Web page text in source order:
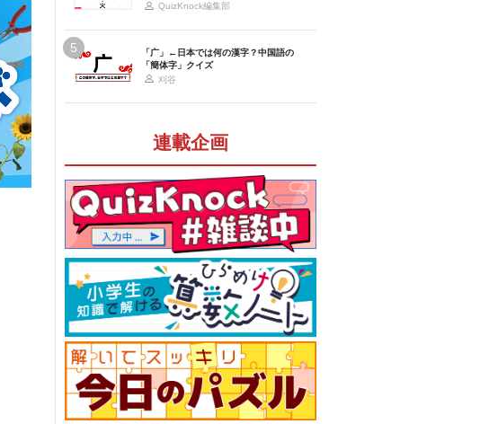
QuizKnock編集部
5
「广」←日本では何の漢字？中国語の
「簡体字」クイズ
刈谷
連載企画